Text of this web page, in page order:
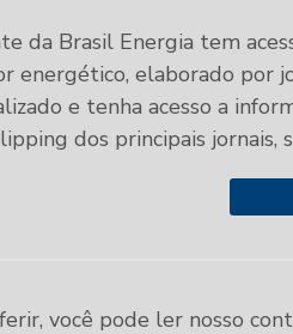
da Brasil Energia tem
energético, elaborado por
e tenha acesso a
dos principais
você pode ler nosso